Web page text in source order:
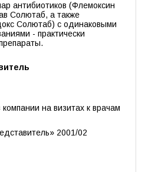
антибиотиков (Флемоксин
Солютаб, а также
Солютаб) с одинаковыми
- практически
на визитах к врачам
2001/02